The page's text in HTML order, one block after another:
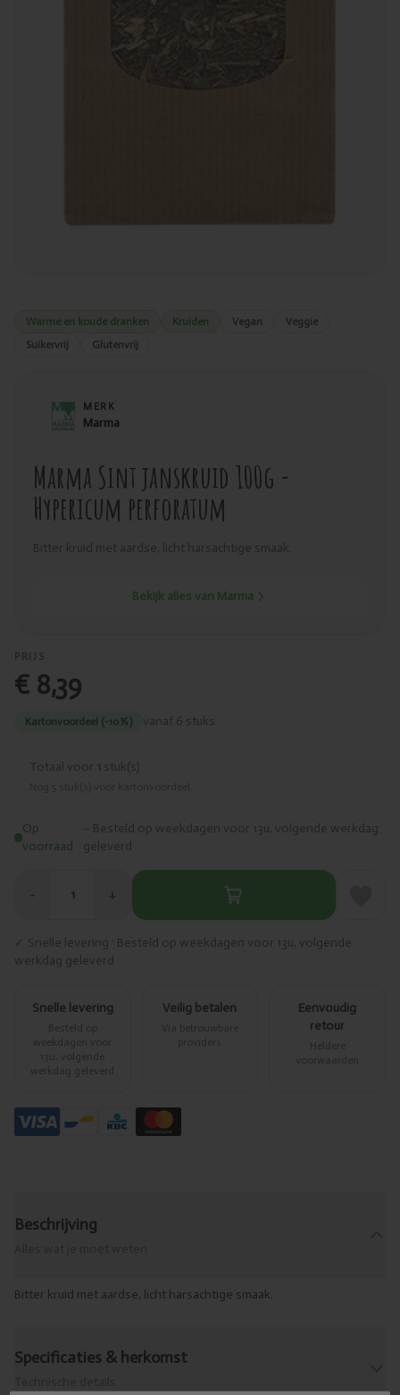
Warme en koude dranken Kruiden Vegan
Veggie
Suikervrij
Glutenvrij
MERK
Marma
Marma Sint janskruid 100g -
Hypericum perforatum
Bitter kruid met aardse, licht harsachtige smaak.
Bekijk alles van Marma
PRIJS
€ 8,39
Kartonvoordeel (-10%) vanaf 6 stuks
Totaal voor 1 stuk(s)
Op
voorraad
– Besteld op weekdagen voor 13u, volgende werkdag
geleverd
− 1 +
✓ Snelle levering · Besteld op weekdagen voor 13u, volgende
werkdag geleverd
Snelle levering
Besteld op
weekdagen voor
13u, volgende
werkdag geleverd
Veilig betalen
Via betrouwbare
providers
Eenvoudig
retour
Heldere
voorwaarden
Beschrijving
Bitter kruid met aardse, licht harsachtige smaak.
Specificaties & herkomst